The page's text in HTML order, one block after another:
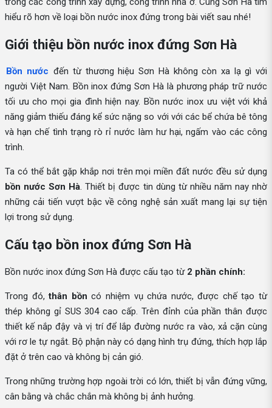
hiểu rõ hơn về loại bồn nước inox đứng trong bài viết sau nhé!
Giới thiệu bồn nước inox đứng Sơn Hà
Bồn nước đến từ thương hiệu Sơn Hà không còn xa lạ gì với
người Việt Nam. Bồn inox đứng Sơn Hà là phương pháp trữ nước
tối ưu cho mọi gia đình hiện nay. Bồn nước inox ưu việt với khả
năng giảm thiếu đáng kể sức nặng so với với các bể chứa bê tông
và hạn chế tình trạng rò rỉ nước làm hư hại, ngấm vào các công
trình.
Ta có thể bắt gặp khắp nơi trên mọi miền đất nước đều sử dụng
bồn nước Sơn Hà. Thiết bị được tin dùng từ nhiều năm nay nhờ
những cải tiến vượt bậc về công nghệ sản xuất mang lại sự tiện
lợi trong sử dụng.
Cấu tạo bồn inox đứng Sơn Hà
Bồn nước inox đứng Sơn Hà được cấu tạo từ 2 phần chính:
Trong đó,thân bồn có nhiệm vụ chứa nước, được chế tạo từ
thép không gỉ SUS 304 cao cấp. Trên đỉnh của phần thân được
thiết kế nắp đậy và vị trí để lắp đường nước ra vào, xả cặn cùng
với rơ le tự ngắt. Bộ phận này có dạng hình trụ đứng, thích hợp lắp
đặt ở trên cao và không bị cản gió.
Trong những trường hợp ngoài trời có lớn, thiết bị vẫn đứng vững,
cân bằng và chắc chắn mà không bị ảnh hưởng.